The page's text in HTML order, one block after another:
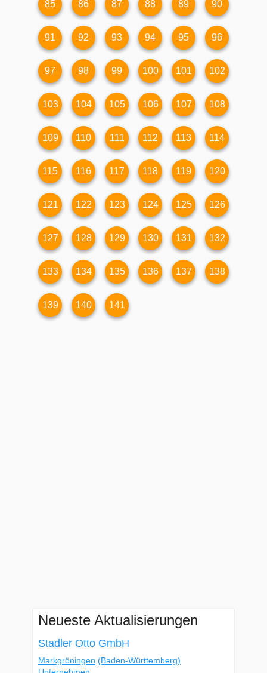
85 86 87 88 89 90
91 92 93 94 95 96
97 98 99 100 101 102
103 104 105 106 107 108
109 110 111 112 113 114
115 116 117 118 119 120
121 122 123 124 125 126
127 128 129 130 131 132
133 134 135 136 137 138
139 140 141
Neueste Aktualisierungen
Stadler Otto GmbH
Markgröningen (Baden-Württemberg)